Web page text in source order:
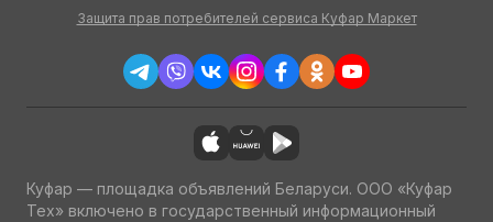
Защита прав потребителей сервиса Куфар Маркет
Куфар — площадка объявлений Беларуси. ООО «Куфар
Тех» включено в государственный информационный